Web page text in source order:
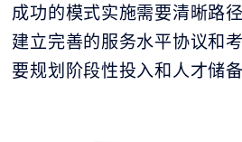
成功的模式实施需要清晰路
建立完善的服务水平协议和
要规划阶段性投入和人才储备